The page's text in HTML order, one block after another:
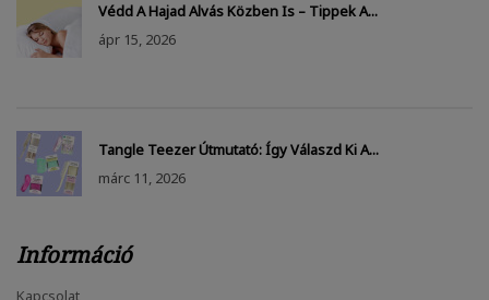
Védd A Hajad Alvás Közben Is – Tippek A...
ápr 15, 2026
Tangle Teezer Útmutató: Így Válaszd Ki A...
márc 11, 2026
Információ
Kapcsolat